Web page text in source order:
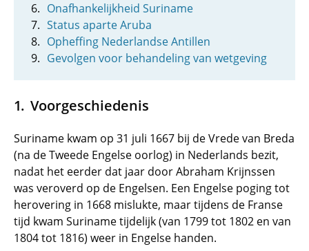
Onafhankelijkheid Suriname
Status aparte Aruba
Opheffing Nederlandse Antillen
Gevolgen voor behandeling van wetgeving
Voorgeschiedenis
Suriname kwam op 31 juli 1667 bij de Vrede van Breda
(na de Tweede Engelse oorlog) in Nederlands bezit,
nadat het eerder dat jaar door Abraham Krijnssen
was veroverd op de Engelsen. Een Engelse poging tot
herovering in 1668 mislukte, maar tijdens de Franse
tijd kwam Suriname tijdelijk (van 1799 tot 1802 en van
1804 tot 1816) weer in Engelse handen.